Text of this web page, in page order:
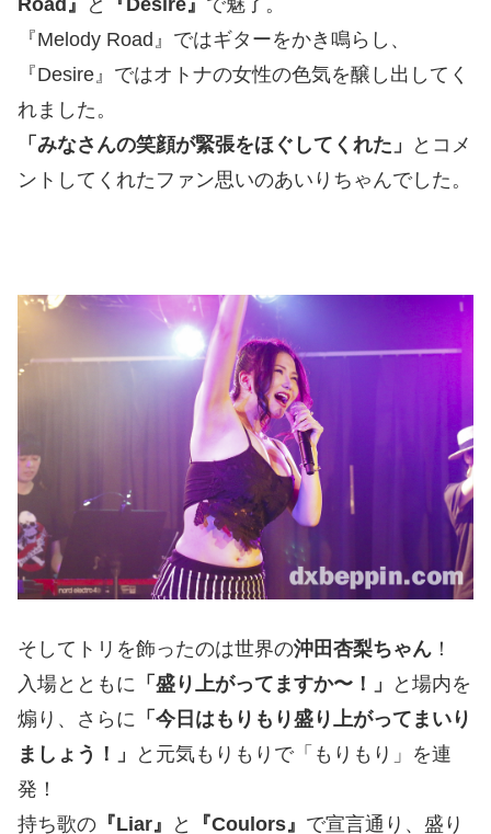
『Melody Road』ではギターをかき鳴らし、
『Desire』ではオトナの女性の色気を醸し出してく
れました。
「みなさんの笑顔が緊張をほぐしてくれた」
とコメ
ントしてくれたファン思いのあいりちゃんでした。
そしてトリを飾ったのは世界の沖田杏梨ちゃん ！
入場とともに 「盛り上がってますか〜！」
と場内を
煽り、さらに 「今日はもりもり盛り上がってまいり
ましょう！」
と元気もりもりで「もりもり」を連
発！
持ち歌の 『Liar』 と 『Coulors』 で宣言通り、盛り